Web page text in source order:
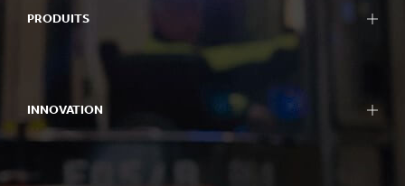
PRODUITS
INNOVATION